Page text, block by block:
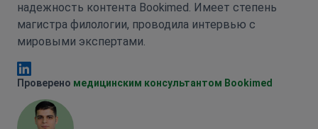
надежность контента Bookimed. Имеет степень
магистра филологии, проводила интервью с
мировыми экспертами.
Анна Леонова Linkedin
Проверено медицинским консультантом Bookimed